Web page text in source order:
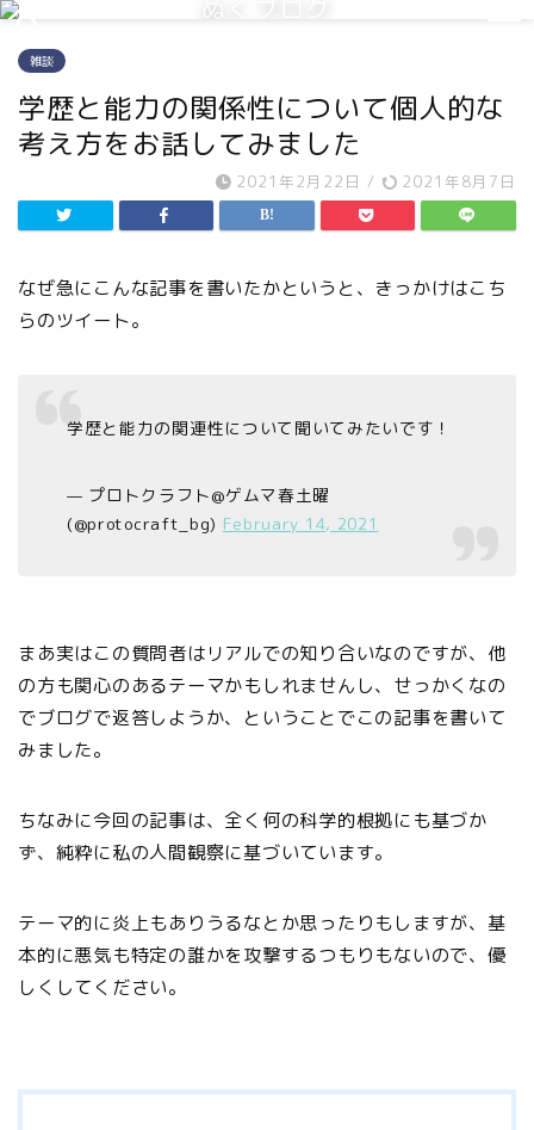
ぬくブログ
雑談
学歴と能力の関係性について個人的な
考え方をお話してみました
2021年2月22日 / 2021年8月7日
なぜ急にこんな記事を書いたかというと、きっかけはこち
らのツイート。
学歴と能力の関連性について聞いてみたいです！
— プロトクラフト@ゲムマ春土曜
(@protocraft_bg) February 14, 2021
まあ実はこの質問者はリアルでの知り合いなのですが、他
の方も関心のあるテーマかもしれませんし、せっかくなの
でブログで返答しようか、ということでこの記事を書いて
みました。
ちなみに今回の記事は、全く何の科学的根拠にも基づか
ず、純粋に私の人間観察に基づいています。
テーマ的に炎上もありうるなとか思ったりもしますが、基
本的に悪気も特定の誰かを攻撃するつもりもないので、優
しくしてください。